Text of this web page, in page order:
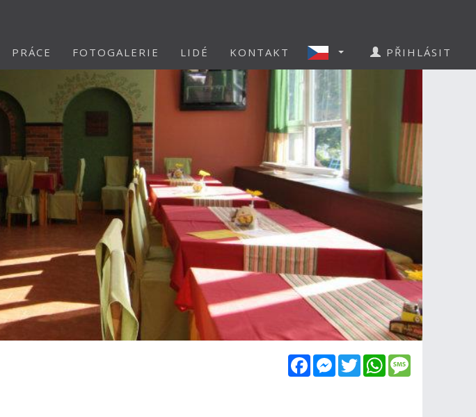
PRÁCE FOTOGALERIE LIDÉ KONTAKT PŘIHLÁSIT
FacebookMessenger
TwitterWhatsApp